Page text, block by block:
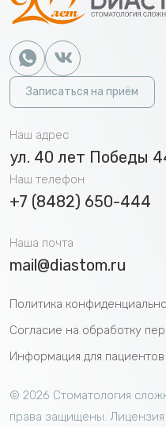
Записаться на приём
Наш адрес
ул. 40 лет Победы
Наш телефон
+7 (8482) 650-444
Наша почта
mail@diastom.ru
Политика
Согласие на обработку
Информация для пациентов
© 2026 Cтоматология
права защищены.